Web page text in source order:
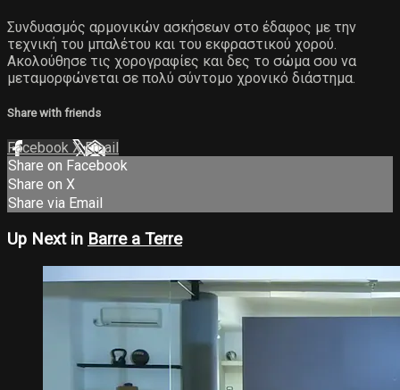
Συνδυασμός αρμονικών ασκήσεων στο έδαφος με την
τεχνική του μπαλέτου και του εκφραστικού χορού.
Ακολούθησε τις χορογραφίες και δες το σώμα σου να
μεταμορφώνεται σε πολύ σύντομο χρονικό διάστημα.
Share with friends
Facebook XEmail
Share on Facebook
Share on X
Share via Email
Up Next in Barre a Terre